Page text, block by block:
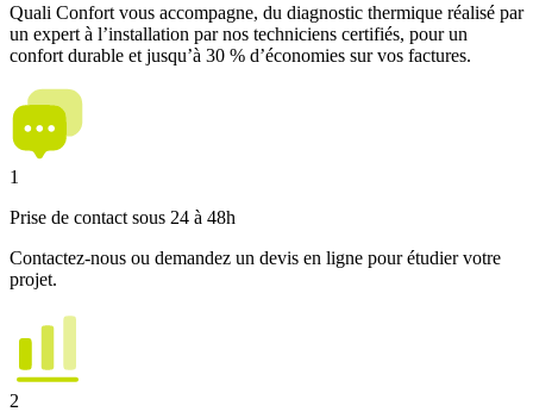
Quali Confort vous accompagne, du diagnostic thermique réalisé par
un expert à l’installation par nos techniciens certifiés, pour un
confort durable et jusqu’à 30 % d’économies sur vos factures.
1
Prise de contact sous 24 à 48h
Contactez-nous ou demandez un devis en ligne pour étudier votre
projet.
2